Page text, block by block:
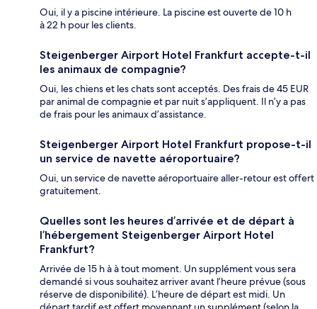
Oui, il y a piscine intérieure. La piscine est ouverte de 10 h
à 22 h pour les clients.
Steigenberger Airport Hotel Frankfurt accepte-t-il
les animaux de compagnie?
Oui, les chiens et les chats sont acceptés. Des frais de 45 EUR
par animal de compagnie et par nuit s’appliquent. Il n’y a pas
de frais pour les animaux d’assistance.
Steigenberger Airport Hotel Frankfurt propose-t-il
un service de navette aéroportuaire?
Oui, un service de navette aéroportuaire aller-retour est offert
gratuitement.
Quelles sont les heures d’arrivée et de départ à
l’hébergement Steigenberger Airport Hotel
Frankfurt?
Arrivée de 15 h à à tout moment. Un supplément vous sera
demandé si vous souhaitez arriver avant l’heure prévue (sous
réserve de disponibilité). L’heure de départ est midi. Un